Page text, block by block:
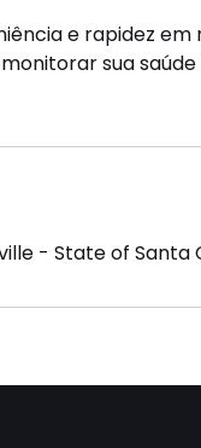
e rapidez em
sua
- State of Santa